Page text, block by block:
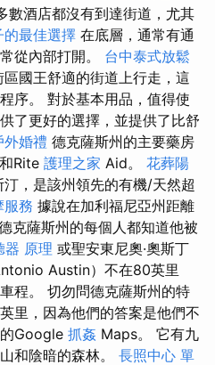
數酒店都沒有到達街道，尤其
的最佳選擇 在底層，通常有通
從內部打開。 台中泰式放鬆
國王舒適的街道上行走，這
序。 對於基本用品，值得使
了更好的選擇，並提供了比舒
外婚禮 德克薩斯州的主要藥房
Rite 護理之家 Aid。 花葬陽
，是該州領先的有機/天然超
服務 據說在加利福尼亞州距離
克薩斯州的每個人都知道他被
器 原理 或聖安東尼奧·奧斯丁
Austin）不在80英里
程。 切勿問德克薩斯州的特
里，因為他們的答案是他們不
Google 抓姦 Maps。 它有九
和陰暗的森林。 長照中心 單